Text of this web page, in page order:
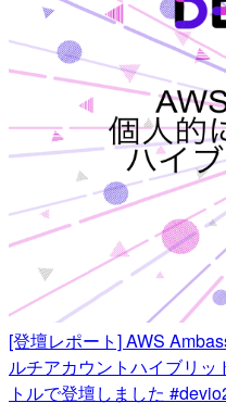
[登壇レポート] AWS
ルチアカウントハイブリッ
トルで登壇しました